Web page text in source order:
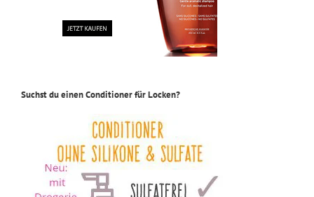
Suchst du einen Conditioner für Locken?